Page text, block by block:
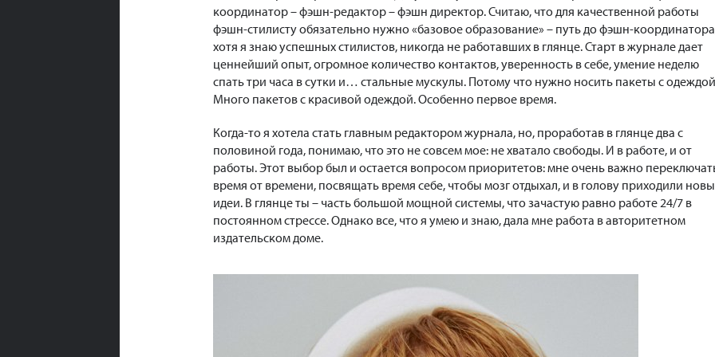
координатор – фэшн-редактор – фэшн директор. Считаю, что для качественной работы
фэшн-стилисту обязательно нужно «базовое образование» – путь до фэшн-
хотя я знаю успешных стилистов, никогда не работавших в глянце. Старт в журнале дает
ценнейший опыт, огромное количество контактов, уверенность в себе, умение неделю
спать три часа в сутки и… стальные мускулы. Потому что нужно носить пакеты с
Много пакетов с красивой одеждой. Особенно первое время.
Когда-то я хотела стать главным редактором журнала, но, проработав в глянце два с
половиной года, понимаю, что это не совсем мое: не хватало свободы. И в работе, и от
работы. Этот выбор был и остается вопросом приоритетов: мне очень важно
время от времени, посвящать время себе, чтобы мозг отдыхал, и в голову приходили
идеи. В глянце ты – часть большой мощной системы, что зачастую равно работе 24/7 в
постоянном стрессе. Однако все, что я умею и знаю, дала мне работа в авторитетном
издательском доме.